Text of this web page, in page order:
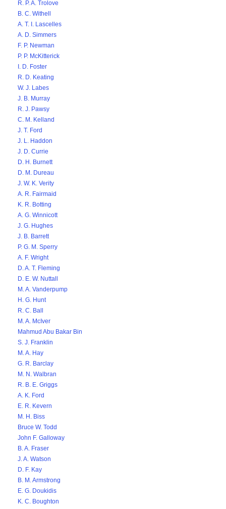
R. P. A. Trolove
B. C. Withell
A. T. I. Lascelles
A. D. Simmers
F. P. Newman
P. P. McKitterick
I. D. Foster
R. D. Keating
W. J. Labes
J. B. Murray
R. J. Pawsy
C. M. Kelland
J. T. Ford
J. L. Haddon
J. D. Currie
D. H. Burnett
D. M. Dureau
J. W. K. Verity
A. R. Fairmaid
K. R. Botting
A. G. Winnicott
J. G. Hughes
J. B. Barrett
P. G. M. Sperry
A. F. Wright
D. A. T. Fleming
D. E. W. Nuttall
M. A. Vanderpump
H. G. Hunt
R. C. Ball
M. A. McIver
Mahmud Abu Bakar Bin
S. J. Franklin
M. A. Hay
G. R. Barclay
M. N. Walbran
R. B. E. Griggs
A. K. Ford
E. R. Kevern
M. H. Biss
Bruce W. Todd
John F. Galloway
B. A. Fraser
J. A. Watson
D. F. Kay
B. M. Armstrong
E. G. Doukidis
K. C. Boughton